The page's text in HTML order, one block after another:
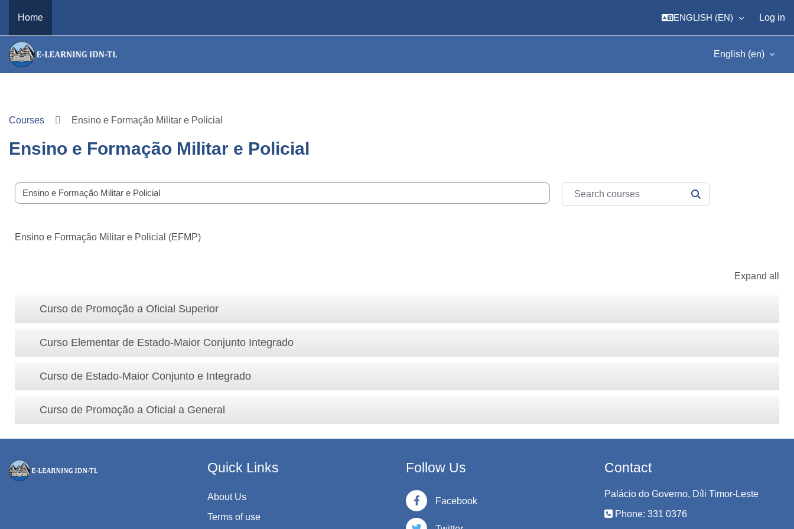
Home
ENGLISH ‎(EN)‎ Log in
English ‎(en)‎
Courses Ensino e Formação Militar e Policial
Ensino e Formação Militar e Policial
categories
Search courses
SEARCH COURSES
Ensino e Formação Militar e Policial (EFMP)
Expand all
Curso de Promoção a Oficial Superior
Curso Elementar de Estado-Maior Conjunto Integrado
Curso de Estado-Maior Conjunto e Integrado
Curso de Promoção a Oficial a General
Quick Links
About Us
Terms of use
Follow Us
Facebook
Contact
Palácio do Governo, Díli Timor-Leste
Phone: 331 0376